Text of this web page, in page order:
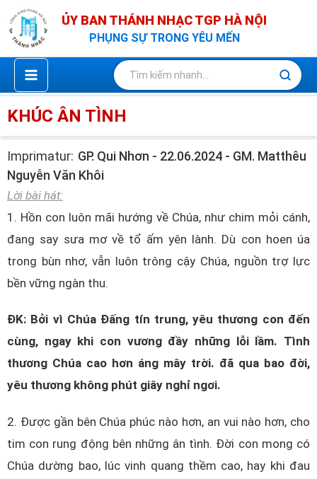
Nhảy
tới
nội
dung
ỦY BAN THÁNH NHẠC TGP HÀ NỘI
PHỤNG SỰ TRONG YÊU MẾN
KHÚC ÂN TÌNH
Imprimatur: GP. Qui Nhơn - 22.06.2024 - GM. Matthêu
Nguyễn Văn Khôi
Lời bài hát:
1. Hồn con luôn mãi hướng về Chúa, như chim mỏi cánh,
đang say sưa mơ về tổ ấm yên lành. Dù con hoen úa
trong bùn nhơ, vẫn luôn trông cậy Chúa, nguồn trợ lực
bền vững ngàn thu.
ĐK: Bởi vì Chúa Đấng tín trung, yêu thương con đến
cùng, ngay khi con vương đầy những lỗi lầm. Tình
thương Chúa cao hơn áng mây trời. đã qua bao đời,
yêu thương không phút giây nghỉ ngơi.
2. Được gần bên Chúa phúc nào hơn, an vui nào hơn, cho
tim con rung động bên những ân tình. Đời con mong có
Chúa dường bao, lúc vinh quang thềm cao, hay khi đau